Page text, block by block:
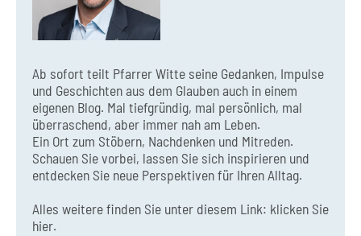
Ab sofort teilt Pfarrer Witte seine Gedanken, Impulse
und Geschichten aus dem Glauben auch in einem
eigenen Blog. Mal tiefgründig, mal persönlich, mal
überraschend, aber immer nah am Leben.
Ein Ort zum Stöbern, Nachdenken und Mitreden.
Schauen Sie vorbei, lassen Sie sich inspirieren und
entdecken Sie neue Perspektiven für Ihren Alltag.
Alles weitere finden Sie unter diesem Link: klicken Sie
hier.